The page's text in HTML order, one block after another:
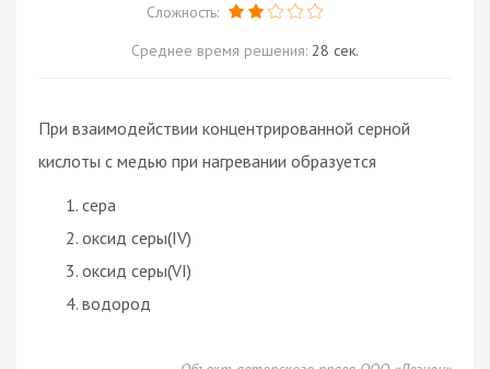
Сложность:
Среднее время решения: 28 сек.
При взаимодействии концентрированной серной
кислоты с медью при нагревании образуется
сера
оксид серы(IV)
оксид серы(VI)
водород